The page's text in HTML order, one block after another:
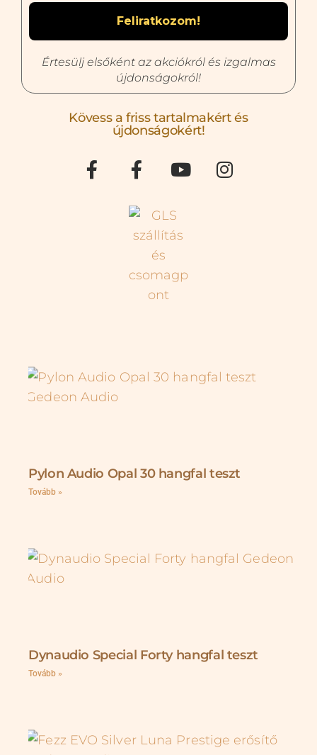
Értesülj elsőként az akciókról és izgalmas
újdonságokról!
Kövess a friss tartalmakért és
újdonságokért!
Pylon Audio Opal 30 hangfal teszt
Tovább »
Dynaudio Special Forty hangfal teszt
Tovább »